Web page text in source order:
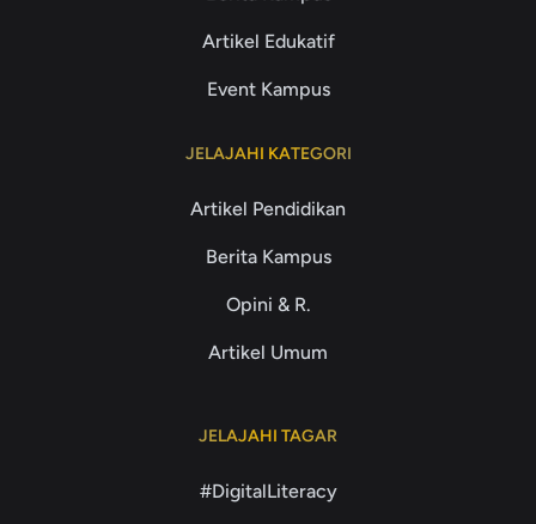
Artikel Edukatif
Event Kampus
JELAJAHI KATEGORI
Artikel Pendidikan
Berita Kampus
Opini & R.
Artikel Umum
JELAJAHI TAGAR
#DigitalLiteracy